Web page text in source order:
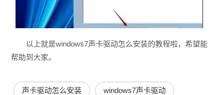
以上就是windows7声卡驱动怎么安装的教程啦，希望能
帮助到大家。
声卡驱动怎么安装 windows7声卡驱动